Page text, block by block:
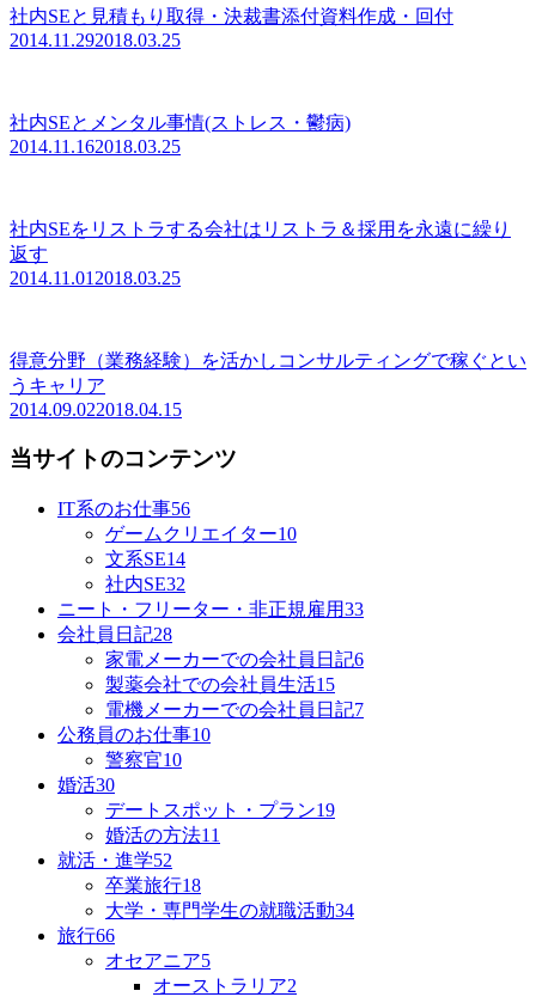
社内SEと見積もり取得・決裁書添付資料作成・回付
2014.11.292018.03.25
社内SEとメンタル事情(ストレス・鬱病)
2014.11.162018.03.25
社内SEをリストラする会社はリストラ＆採用を永遠に繰り
返す
2014.11.01 2018.03.25
得意分野（業務経験）を活かしコンサルティングで稼ぐとい
うキャリア
2014.09.022018.04.15
当サイトのコンテンツ
IT系のお仕事56
ゲームクリエイター10
文系SE14
社内SE32
ニート・フリーター・非正規雇用33
会社員日記28
家電メーカーでの会社員日記6
製薬会社での会社員生活15
電機メーカーでの会社員日記7
公務員のお仕事10
警察官10
婚活30
デートスポット・プラン19
婚活の方法11
就活・進学52
卒業旅行18
大学・専門学生の就職活動34
旅行66
オセアニア5
オーストラリア2